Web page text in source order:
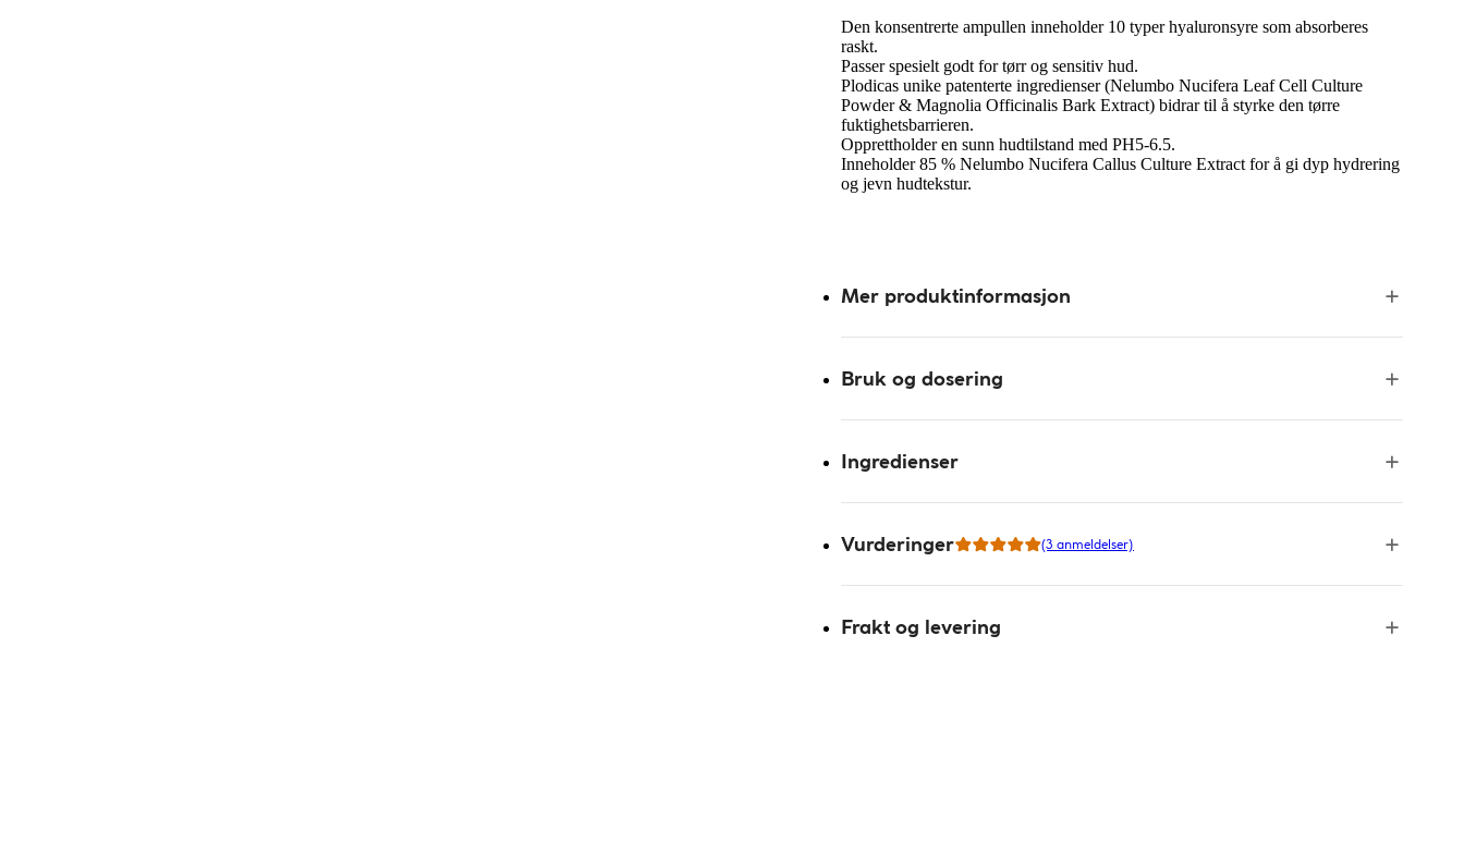
Den konsentrerte ampullen inneholder 10 typer hyaluronsyre som absorberes
raskt.
Passer spesielt godt for tørr og sensitiv hud.
Plodicas unike patenterte ingredienser (Nelumbo Nucifera Leaf Cell Culture
Powder & Magnolia Officinalis Bark Extract) bidrar til å styrke den tørre
fuktighetsbarrieren.
Opprettholder en sunn hudtilstand med PH5-6.5.
Inneholder 85 % Nelumbo Nucifera Callus Culture Extract for å gi dyp hydrering
og jevn hudtekstur.
Mer produktinformasjon
Bruk og dosering
Ingredienser
Vurderinger (3 anmeldelser)
Frakt og levering